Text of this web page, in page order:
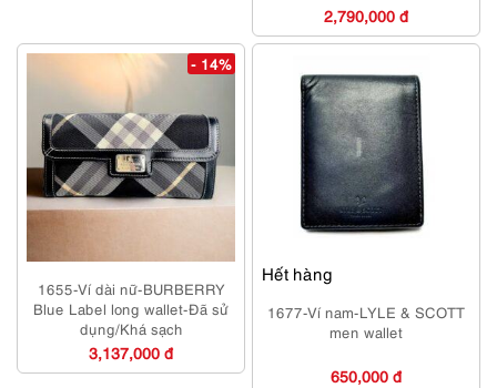
2,790,000 đ
- 14%
1655-Ví dài nữ-BURBERRY
Blue Label long wallet-Đã sử
dụng/Khá sạch
3,137,000 đ
Hết hàng
1677-Ví nam-LYLE & SCOTT
men wallet
650,000 đ